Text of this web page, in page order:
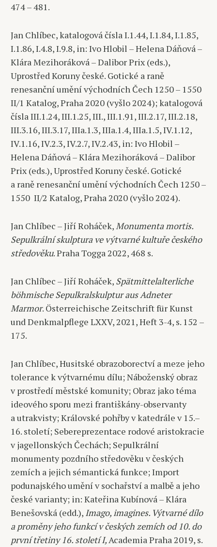
474 – 481.
Jan Chlíbec, katalogová čísla I.1.44, I.1.84, I.1.85,
I.1.86, I.4.8, I.9.8, in: Ivo Hlobil – Helena Dáňová –
Klára Mezihoráková – Dalibor Prix (eds.),
Uprostřed Koruny české. Gotické a raně
renesanční umění východních Čech 1250 – 1550
II/1 Katalog, Praha 2020 (vyšlo 2024); katalogová
čísla III.1.24, III.1.25, III., III.1.91, III.2.17, III.2.18,
III.3.16, III.3.17, IIIa.1.3, IIIa.1.4, IIIa.1.5, IV.1.12,
IV.1.16, IV.2.3, IV.2.7, IV.2.43, in: Ivo Hlobil –
Helena Dáňová – Klára Mezihoráková – Dalibor
Prix (eds.), Uprostřed Koruny české. Gotické
a raně renesanční umění východních Čech 1250 –
1550 II/2 Katalog, Praha 2020 (vyšlo 2024).
Jan Chlíbec – Jiří Roháček,Monumenta mortis.
Sepulkrální skulptura ve výtvarné kultuře českého
středověku. Praha Togga 2022, 468 s.
Jan Chlíbec – Jiří Roháček, Spätmittelalterliche
böhmische Sepulkralskulptur aus Adneter
Marmor. Österreichische Zeitschrift für Kunst
und Denkmalpflege LXXV, 2021, Heft 3-4, s. 152 –
175.
Jan Chlíbec, Husitské obrazoborectví a meze jeho
tolerance k výtvarnému dílu; Náboženský obraz
v prostředí městské komunity; Obraz jako téma
ideového sporu mezi františkány-observanty
a utrakvisty; Královské pohřby v katedrále v 15.–
16. století; Sebereprezentace rodové aristokracie
v jagellonských Čechách; Sepulkrální
monumenty pozdního středověku v českých
zemích a jejich sémantická funkce; Import
podunajského umění v sochařství a malbě a jeho
české varianty; in: Kateřina Kubínová – Klára
Benešovská (edd.), Imago, imagines. Výtvarné dílo
a proměny jeho funkcí v českých zemích od 10. do
první třetiny 16. století I,Academia Praha 2019, s.